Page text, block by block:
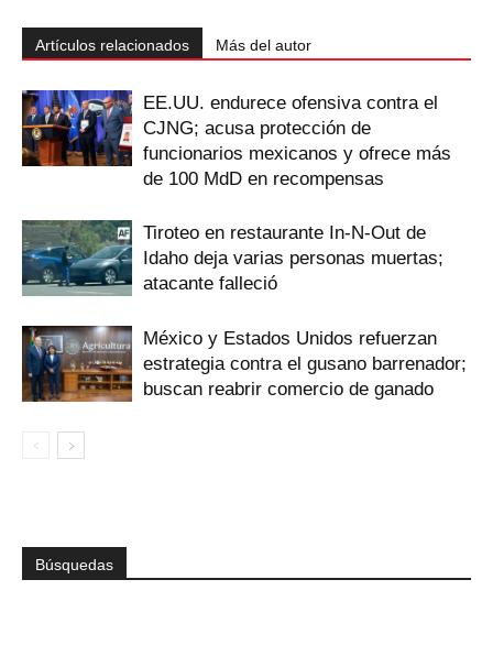
Artículos relacionados Más del autor
EE.UU. endurece ofensiva contra el
CJNG; acusa protección de
funcionarios mexicanos y ofrece más
de 100 MdD en recompensas
Tiroteo en restaurante In-N-Out de
Idaho deja varias personas muertas;
atacante falleció
México y Estados Unidos refuerzan
estrategia contra el gusano barrenador;
buscan reabrir comercio de ganado
Búsquedas